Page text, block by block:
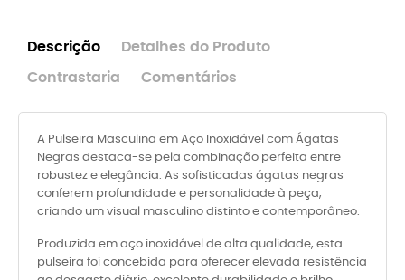
Descrição Detalhes do Produto
Contrastaria Comentários
A Pulseira Masculina em Aço Inoxidável com Ágatas
Negras destaca-se pela combinação perfeita entre
robustez e elegância. As sofisticadas ágatas negras
conferem profundidade e personalidade à peça,
criando um visual masculino distinto e contemporâneo.
Produzida em aço inoxidável de alta qualidade, esta
pulseira foi concebida para oferecer elevada resistência